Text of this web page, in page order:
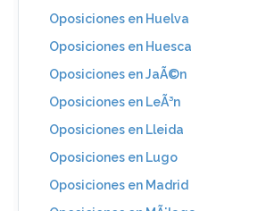
Oposiciones en Huelva
Oposiciones en Huesca
Oposiciones en JaÃ©n
Oposiciones en LeÃ³n
Oposiciones en Lleida
Oposiciones en Lugo
Oposiciones en Madrid